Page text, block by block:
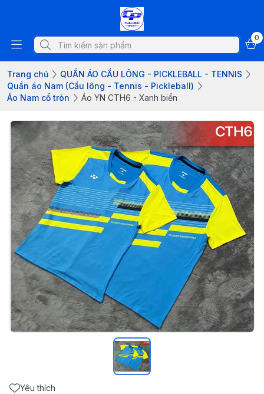
0
Trang chủ
QUẦN ÁO CẦU LÔNG - PICKLEBALL - TENNIS
Quần áo Nam (Cầu lông - Tennis - Pickleball)
Áo Nam cổ tròn
Áo YN CTH6 - Xanh biển
Yêu thích